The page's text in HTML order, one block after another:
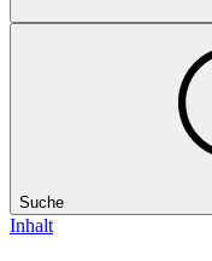
Suche
Inhalt